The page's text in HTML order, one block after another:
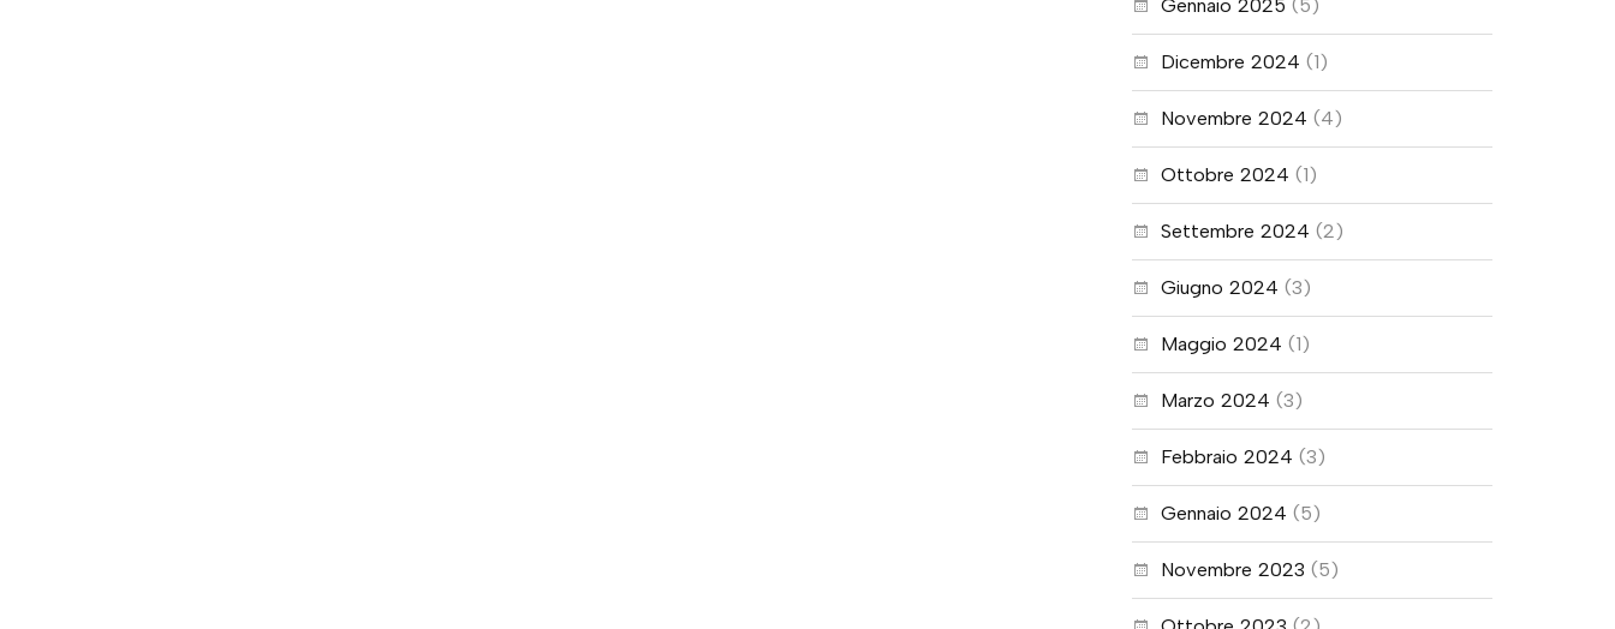
Gennaio 2025 (5)
Dicembre 2024 (1)
Novembre 2024 (4)
Ottobre 2024 (1)
Settembre 2024 (2)
Giugno 2024 (3)
Maggio 2024 (1)
Marzo 2024 (3)
Febbraio 2024 (3)
Gennaio 2024 (5)
Novembre 2023 (5)